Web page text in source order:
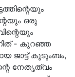
ഒരു
- കുറഞ്ഞ
ജാട്ട് കുടുംബം,
നേതൃത്വം